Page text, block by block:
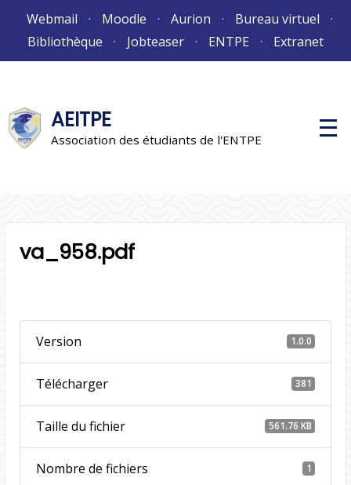
Webmail Moodle Aurion
Bureau virtuel
Bibliothèque
Jobteaser ENTPE Extranet
AEITPE
Association des étudiants de l'ENTPE
M
e
va_958.pdf
Version 1.0.0
Télécharger 381
Taille du fichier 561.76 KB
Nombre de fichiers 1